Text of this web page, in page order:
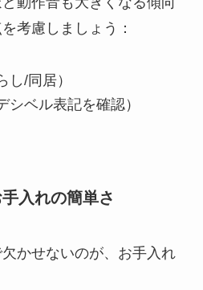
考慮しましょう：
し/同居）
ベル表記を確認）
入れの簡単さ
かせないのが、お手入れ